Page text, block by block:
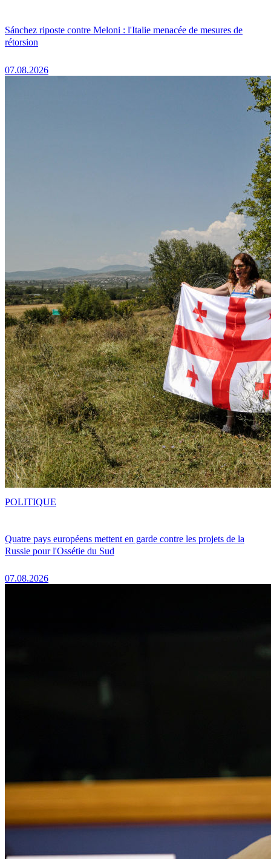
Sánchez riposte contre Meloni : l'Italie menacée de mesures de
rétorsion
07.08.2026
Quatre pays européens mettent en garde contre les projets de la
Russie pour l'Ossétie du Sud
07.08.2026
POLITIQUE